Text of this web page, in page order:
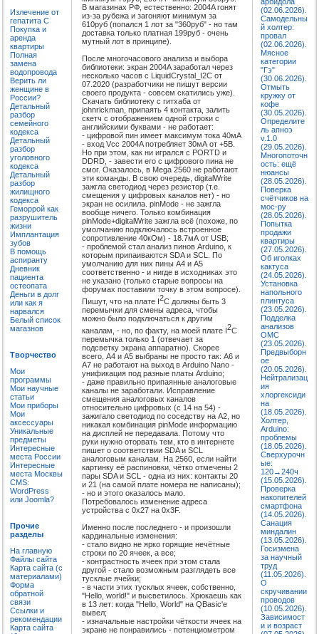
Излечение от
гепатита C
Покупка и
аренда
квартиры
Полная
замена
водопровода
Верить ли
женщине в
России?
Детальный
разбор
семейного
кодекса
Детальный
разбор
уголовного
кодекса
Детальный
разбор
жилищного
кодекса
Геморрой как
разрушитель
жизни
Имплантация
зубов
В помощь
аспиранту
Дневник
пациента
остеопата
Деньги в долг
или как я
нарвался
Белый список
магазнов
Творчество
Мои
программы
Мои научные
статьи
Мои приборы
Мои
аксессуары
Уникальные
предметы
Интересные
места России
Интересные
места Москвы
CMS:
WordPress
или Joomla?
Прочие
разделы
На главную
Файлы сайта
Карта сайта (с
материалами)
Форма
обратной
связи
Ссылки и
рекомендации
Карта сайта
В магазинах РФ, естественно: 2004A гонят
из-за рубежа и загоняют минимум за
610руб (попался 1 лот за "360руб" - но там
доставка только платная 199руб - очень
мутный лот в принципе).
После многочасового анализа и выбора
библиотеки: экран 2004A заработал через
несколько часов с LiquidCrystal_I2C от
07.2020 (разработчики не пишут версии
своего продукта - совсем скатились уже).
Скачать библиотеку с гитхаба от
johnrickman, припаять 4 контакта, залить
скетч с отображением одной строки с
английскими буквами - не работает:
- цифровой пин имеет максимум тока 40мА
- вход Vcc 2004A потребляет 30мА от +5В.
Но при этом, как ни игрался с PORTD и
DDRD, - завести его с цифрового пина не
смог. Оказалось, в Mega 2560 не работают
эти команды. В свою очередь, digitalWrite
зажгла светодиод через резистор (т.е.
смещения у цифровых каналов нет) - но
экран не осилила. pinMode - не зажгла
вообще ничего. Только комбинация
pinMode+digitalWrite зажгла всё (похоже, по
умолчанию подключалось встроенное
сопротивление 40кОм) - 18.7мА от USB;
- проблемой стал анализ пинов Arduino, к
которым припаиваются SDA и SCL. По
умолчанию для них пины A4 и A5
соответственно - и нигде в исходниках это
не указано (только старые вопросы на
форумах поставили точку в этом вопросе).
Пишут, что на плате I2C должны быть 3
перемычки для смены адреса, чтобы
можно было подключаться к другим
каналам, - но, по факту, на моей плате I2C
перемычка только 1 (отвечает за
подсветку экрана аппаратно). Скорее
всего, A4 и A5 выбраны не просто так: A6 и
A7 не работают на выход в Arduino Nano -
унификация под разные платы Arduino;
- даже правильно припаянные аналоговые
каналы не заработали. Исправление
смещения аналоговых каналов
относительно цифровых (с 14 на 54) -
зажигало светодиод по соседству на A2, но
никакая комбинация pinMode информацию
на дисплей не передавала. Потому что
руки нужно оторвать тем, кто в интернете
пишет о соответствии SDA и SCL
аналоговым каналам. На 2560, если найти
картинку её распиновки, чётко отмечены 2
пары SDA и SCL - одна из них: контакты 20
и 21 (на самой плате номера не написаны);
- но и этого оказалось мало.
Потребовалось изменение адреса
устройства с 0x27 на 0x3F.
Именно после последнего - и произошли
кардинальные изменения:
- стало видно не ярко горящие нечётные
строки по 20 ячеек, а все;
- контрастность ячеек при этом стала
другой - стало возможным разглядеть все
тусклые ячейки;
- в части этих тусклых ячеек, собственно,
"Hello, world!" и высветилось. Хрюкаешь как
в 13 лет: когда "Hello, World" на QBasic'е
вывел;
- изначальные настройки чёткости ячеек на
экране не понравились - потенциометром
(02.06.2026).
Самодельны
й холтер:
провал
(02.06.2026).
Мясное
категории
"Гэ"
(30.06.2026).
Отмыть
кружку от
кофе
(30.05.2026).
Определите
ль апноэ
v.1.0
(29.05.2026).
Многопоточн
ость: ещё
нюансы
(28.05.2026).
Поверка
счётчиков на
мос-ру
(28.05.2026).
Попытка
продажи
квартиры
(27.05.2026).
Об иголках
кактуса
(24.05.2026).
Установка
напольного
плинтуса
(23.05.2026).
Подделка
анализов
ОМС
(23.05.2026).
Предвыборн
ое
(20.05.2026).
Нейтрализац
ия
хлоргексиди
на
(18.05.2026).
Холтер,
Arduino:
проблемы
(18.05.2026).
Сверхурочн
ые:
120→240ч
(15.05.2026).
Проверка
накопителей
смартфона
(14.05.2026).
Санация
миндалин
(13.05.2026).
Госизмена
за научный
труд
(11.05.2026).
О
скручивании
проводов
(10.05.2026).
Зависимост
и и возраст